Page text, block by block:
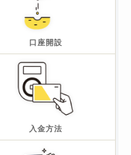
口座開設
入金方法